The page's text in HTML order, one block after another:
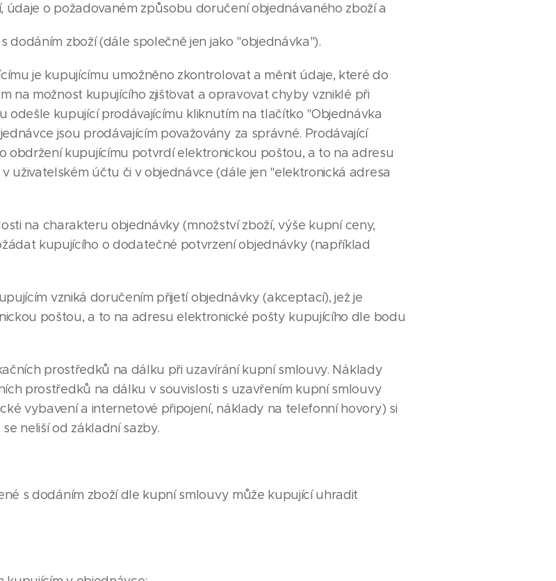
o požadovaném způsobu doručení objednávaného zboží a
dodáním zboží (dále společně jen jako "objednávka").
je kupujícímu umožněno zkontrolovat a měnit údaje, které do
na možnost kupujícího zjišťovat a opravovat chyby vzniklé při
odešle kupující prodávajícímu kliknutím na tlačítko "Objednávka
jsou prodávajícím považovány za správné. Prodávající
obdržení kupujícímu potvrdí elektronickou poštou, a to na adresu
uživatelském účtu či v objednávce (dále jen "elektronická adresa
na charakteru objednávky (množství zboží, výše kupní ceny,
kupujícího o dodatečné potvrzení objednávky (například
vzniká doručením přijetí objednávky (akceptací), jež je
poštou, a to na adresu elektronické pošty kupujícího dle bodu
prostředků na dálku při uzavírání kupní smlouvy. Náklady
prostředků na dálku v souvislosti s uzavřením kupní smlouvy
vybavení a internetové připojení, náklady na telefonní hovory) si
neliší od základní sazby.
s dodáním zboží dle kupní smlouvy může kupující uhradit